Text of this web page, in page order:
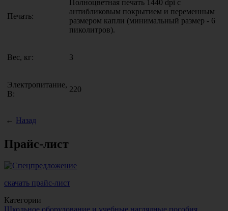
Печать:
Полноцветная печать 1440 dpi с
антибликовым покрытием и переменным
размером капли (минимальный размер - 6
пиколитров).
Вес, кг: 3
Электропитание,
В:
220
← Назад
Прайс-лист
скачать прайс-лист
Категории
Школьное оборудование и учебные наглядные пособия